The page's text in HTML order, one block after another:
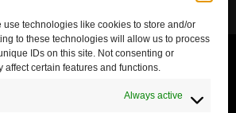
technologies like cookies to store and/or
to these technologies will allow us to process
IDs on this site. Not consenting or
certain features and functions.
Always active